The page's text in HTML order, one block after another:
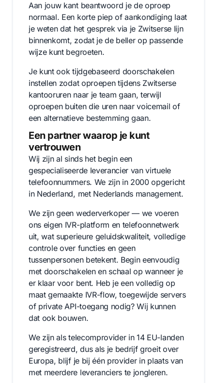
Aan jouw kant beantwoord je de oproep
normaal. Een korte piep of aankondiging laat
je weten dat het gesprek via je Zwitserse lijn
binnenkomt, zodat je de beller op passende
wijze kunt begroeten.
Je kunt ook tijdgebaseerd doorschakelen
instellen zodat oproepen tijdens Zwitserse
kantooruren naar je team gaan, terwijl
oproepen buiten die uren naar voicemail of
een alternatieve bestemming gaan.
Een partner waarop je kunt
vertrouwen
Wij zijn al sinds het begin een
gespecialiseerde leverancier van virtuele
telefoonnummers. We zijn in 2000 opgericht
in Nederland, met Nederlands management.
We zijn geen wederverkoper — we voeren
ons eigen IVR-platform en telefoonnetwerk
uit, wat superieure geluidskwaliteit, volledige
controle over functies en geen
tussenpersonen betekent. Begin eenvoudig
met doorschakelen en schaal op wanneer je
er klaar voor bent. Heb je een volledig op
maat gemaakte IVR-flow, toegewijde servers
of private API-toegang nodig? Wij kunnen
dat ook bouwen.
We zijn als telecomprovider in 14 EU-landen
geregistreerd, dus als je bedrijf groeit over
Europa, blijf je bij één provider in plaats van
met meerdere leveranciers te jongleren.